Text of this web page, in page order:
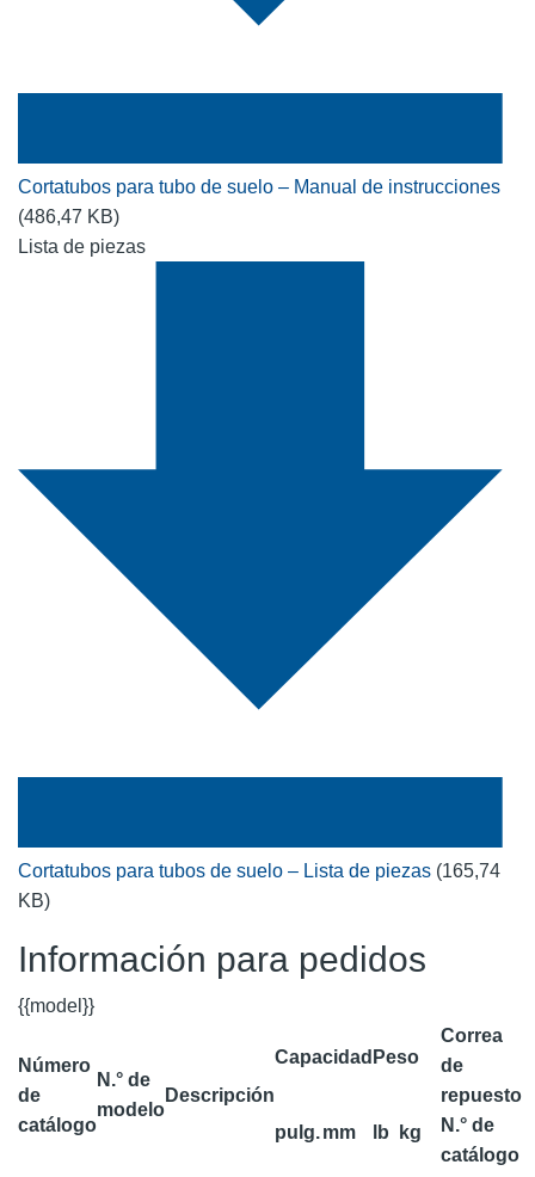
Cortatubos para tubo de suelo – Manual de instrucciones
(486,47 KB)
Lista de piezas
Cortatubos para tubos de suelo – Lista de piezas (165,74
KB)
Información para pedidos
{{model}}
Número
de
catálogo
N.° de
modelo
Descripción
Capacidad Peso
Correa
de
repuesto
N.° de
catálogo
pulg.mm lb kg